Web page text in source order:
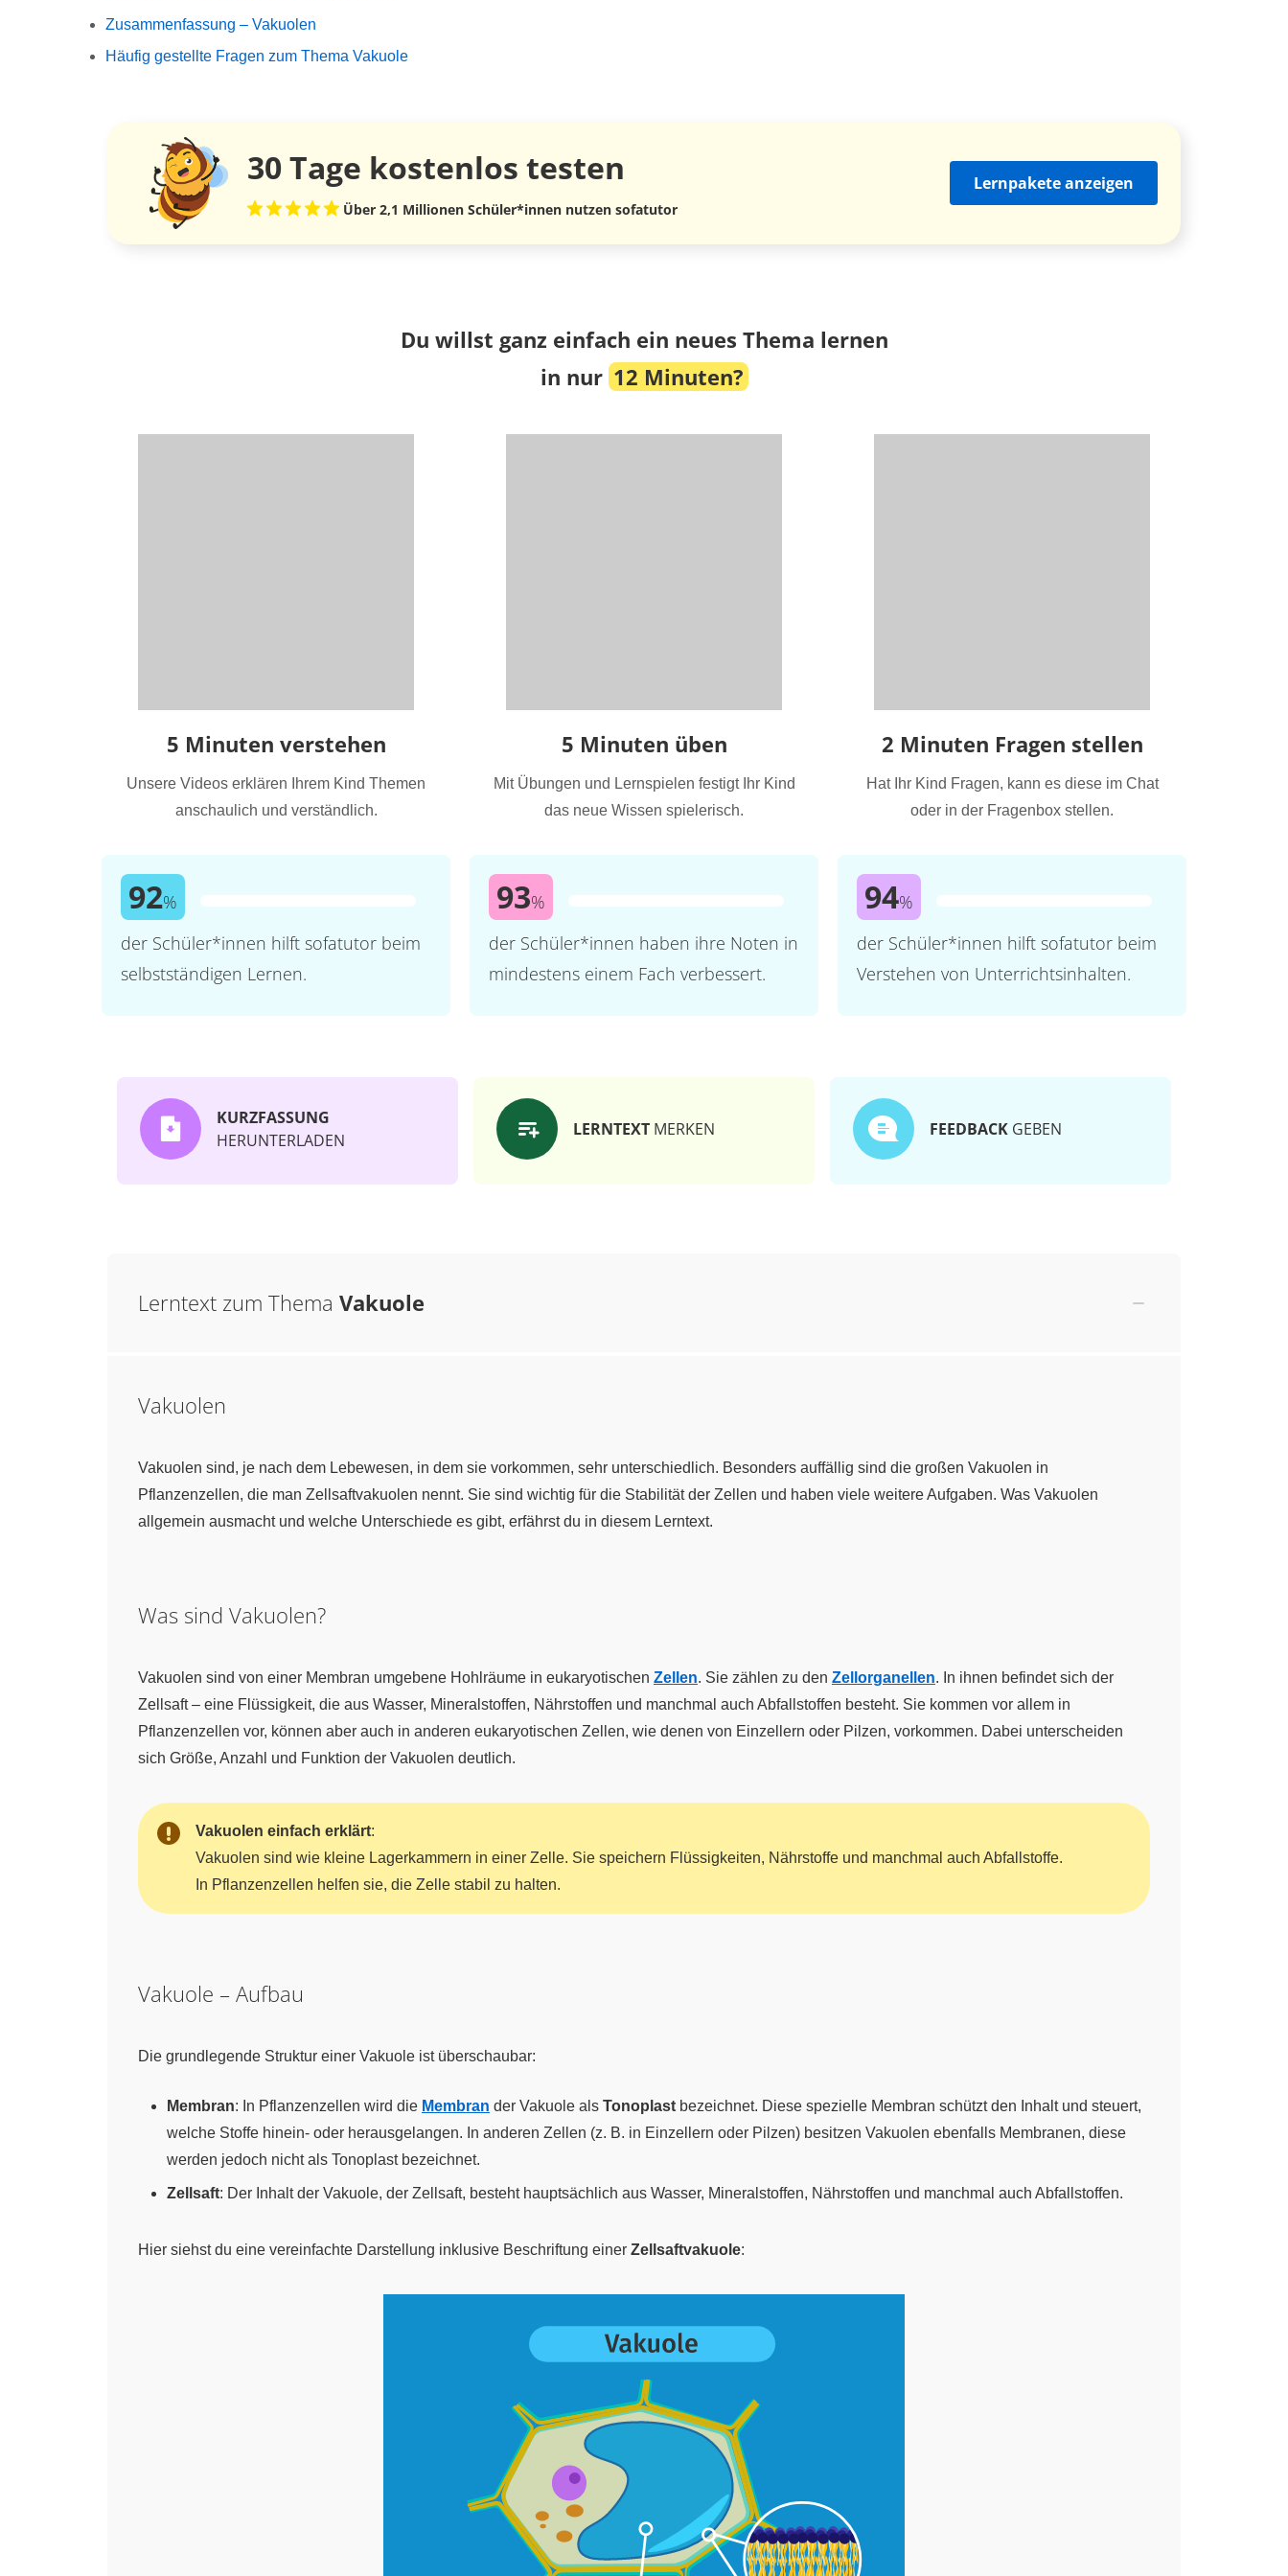
Zusammenfassung – Vakuolen
Häufig gestellte Fragen zum Thema Vakuole
30 Tage kostenlos testen
Über 2,1 Millionen Schüler*innen nutzen sofatutor
Lernpakete anzeigen
Du willst ganz einfach ein neues Thema lernen
in nur 12 Minuten?
5 Minuten verstehen
Unsere Videos erklären Ihrem Kind Themen
anschaulich und verständlich.
92%
der Schüler*innen hilft sofatutor beim
selbstständigen Lernen.
5 Minuten üben
Mit Übungen und Lernspielen festigt Ihr Kind
das neue Wissen spielerisch.
93%
der Schüler*innen haben ihre Noten in
mindestens einem Fach verbessert.
2 Minuten Fragen stellen
Hat Ihr Kind Fragen, kann es diese im Chat
oder in der Fragenbox stellen.
94%
der Schüler*innen hilft sofatutor beim
Verstehen von Unterrichtsinhalten.
KURZFASSUNG
HERUNTERLADEN
LERNTEXT MERKEN FEEDBACK GEBEN
Lerntext zum Thema Vakuole
Vakuolen
Vakuolen sind, je nach dem Lebewesen, in dem sie vorkommen, sehr unterschiedlich. Besonders auffällig sind die großen Vakuolen in
Pflanzenzellen, die man Zellsaftvakuolen nennt. Sie sind wichtig für die Stabilität der Zellen und haben viele weitere Aufgaben. Was Vakuolen
allgemein ausmacht und welche Unterschiede es gibt, erfährst du in diesem Lerntext.
Was sind Vakuolen?
Vakuolen sind von einer Membran umgebene Hohlräume in eukaryotischen Zellen. Sie zählen zu den Zellorganellen. In ihnen befindet sich der
Zellsaft – eine Flüssigkeit, die aus Wasser, Mineralstoffen, Nährstoffen und manchmal auch Abfallstoffen besteht. Sie kommen vor allem in
Pflanzenzellen vor, können aber auch in anderen eukaryotischen Zellen, wie denen von Einzellern oder Pilzen, vorkommen. Dabei unterscheiden
sich Größe, Anzahl und Funktion der Vakuolen deutlich.
Vakuolen einfach erklärt:
Vakuolen sind wie kleine Lagerkammern in einer Zelle. Sie speichern Flüssigkeiten, Nährstoffe und manchmal auch Abfallstoffe.
In Pflanzenzellen helfen sie, die Zelle stabil zu halten.
Vakuole – Aufbau
Die grundlegende Struktur einer Vakuole ist überschaubar:
Membran: In Pflanzenzellen wird die Membran der Vakuole als Tonoplast bezeichnet. Diese spezielle Membran schützt den Inhalt und steuert,
welche Stoffe hinein- oder herausgelangen. In anderen Zellen (z. B. in Einzellern oder Pilzen) besitzen Vakuolen ebenfalls Membranen, diese
werden jedoch nicht als Tonoplast bezeichnet.
Zellsaft: Der Inhalt der Vakuole, der Zellsaft, besteht hauptsächlich aus Wasser, Mineralstoffen, Nährstoffen und manchmal auch Abfallstoffen.
Hier siehst du eine vereinfachte Darstellung inklusive Beschriftung einer Zellsaftvakuole: